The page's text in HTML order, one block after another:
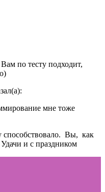
по тесту подходит,
мне тоже
Вы, как
и с праздником